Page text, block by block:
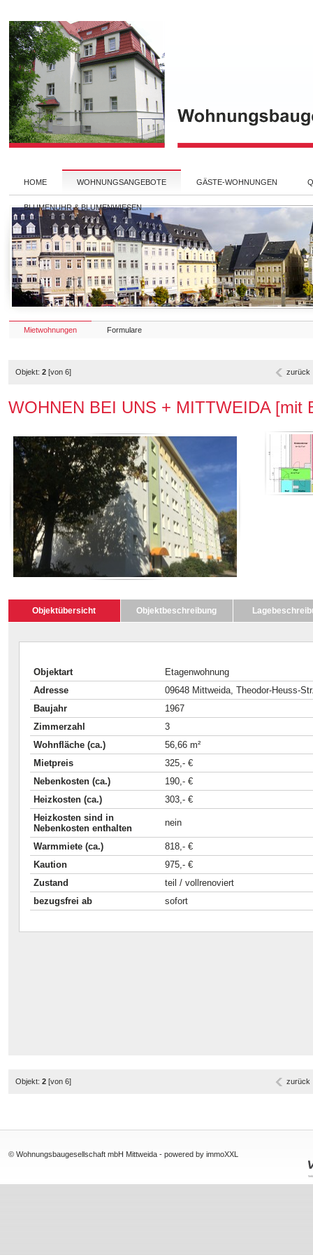
HOME WOHNUNGSANGEBOTE GÄSTE-WOHNUNGEN
BLUMENUHR & BLUMENWIESEN
Mietwohnungen Formulare
Objekt: 2 [von 6] zurück
WOHNEN BEI UNS + MITTWEIDA [mit
Objektübersicht Objektbeschreibung
Objektart
Etagenwohnung
Adresse
09648 Mittweida, Theodor-Heuss-
Baujahr
1967
Zimmerzahl
3
Wohnfläche (ca.)
56,66 m²
Mietpreis
325,- €
Nebenkosten (ca.)
190,- €
Heizkosten (ca.)
303,- €
Heizkosten sind in
Nebenkosten enthalten
nein
Warmmiete (ca.)
818,- €
Kaution
975,- €
Zustand
teil / vollrenoviert
bezugsfrei ab
sofort
Objekt: 2 [von 6] zurück
© Wohnungsbaugesellschaft mbH Mittweida -powered by immoXXL